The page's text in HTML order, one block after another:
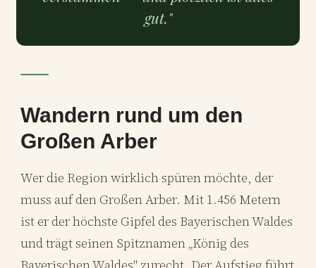
gut."
Wandern rund um den
Großen Arber
Wer die Region wirklich spüren möchte, der
muss auf den Großen Arber. Mit 1.456 Metern
ist er der höchste Gipfel des Bayerischen Waldes
und trägt seinen Spitznamen „König des